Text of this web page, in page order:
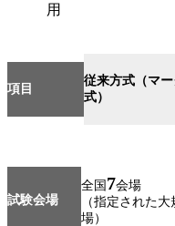
用
項目
従来方式（マ
式）
試験会場
全国 7会場
（指定された
場）